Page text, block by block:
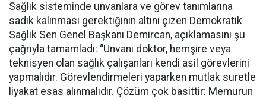
Sağlık sisteminde unvanlara ve görev tanımlarına
sadık kalınması gerektiğinin altını çizen Demokratik
Sağlık Sen Genel Başkanı Demircan, açıklamasını şu
çağrıyla tamamladı: “Unvanı doktor, hemşire veya
teknisyen olan sağlık çalışanları kendi asil görevlerini
yapmalıdır. Görevlendirmeleri yaparken mutlak suretle
liyakat esas alınmalıdır. Çözüm çok basittir: Memurun